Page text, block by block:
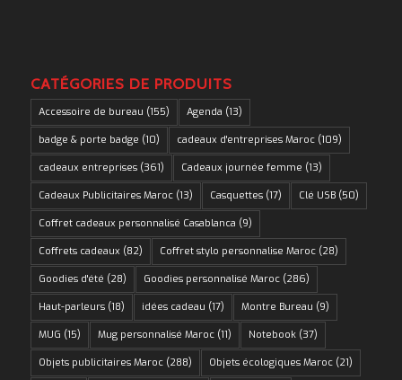
CATÉGORIES DE PRODUITS
Accessoire de bureau (155) Agenda (13)
badge & porte badge (10) cadeaux d'entreprises Maroc(109)
cadeaux entreprises(361) Cadeaux journée femme (13)
Cadeaux Publicitaires Maroc(13) Casquettes(17) Clé USB(50)
Coffret cadeaux personnalisé Casablanca (9)
Coffrets cadeaux (82) Coffret stylo personnalise Maroc(28)
Goodies d'été (28) Goodies personnalisé Maroc(286)
Haut-parleurs(18) idées cadeau (17) Montre Bureau (9)
MUG (15) Mug personnalisé Maroc(11) Notebook(37)
Objets publicitaires Maroc(288) Objets écologiques Maroc(21)